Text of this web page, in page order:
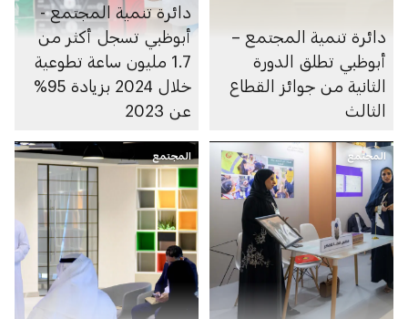
دائرة تنمية المجتمع –
أبوظبي تطلق الدورة
الثانية من جوائز القطاع
الثالث
دائرة تنمية المجتمع -
أبوظبي تسجل أكثر من
1.7 مليون ساعة تطوعية
خلال 2024 بزيادة 95%
عن 2023
المجتمع المجتمع